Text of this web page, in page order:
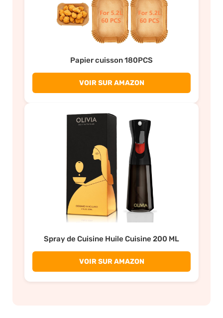
Papier cuisson 180PCS
VOIR SUR AMAZON
Spray de Cuisine Huile Cuisine 200 ML
VOIR SUR AMAZON